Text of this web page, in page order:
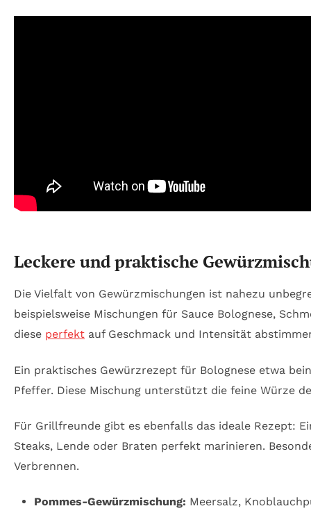
Leckere und praktische
Die Vielfalt von Gewürzmischungen ist nahezu
beispielsweise Mischungen für Sauce Bolognese,
diese perfekt auf Geschmack und Intensität
Ein praktisches Gewürzrezept für Bolognese etwa
Pfeffer. Diese Mischung unterstützt die feine Würze
Für Grillfreunde gibt es ebenfalls das ideale Rezept:
Steaks, Lende oder Braten perfekt marinieren.
Verbrennen.
Pommes-Gewürzmischung: Meersalz,